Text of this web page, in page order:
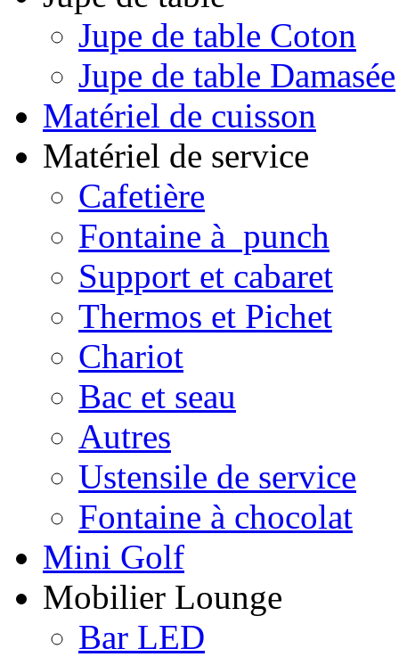
Jupe de table Coton
Jupe de table Damasée
Matériel de cuisson
Matériel de service
Cafetière
Fontaine à punch
Support et cabaret
Thermos et Pichet
Chariot
Bac et seau
Autres
Ustensile de service
Fontaine à chocolat
Mini Golf
Mobilier Lounge
Bar LED